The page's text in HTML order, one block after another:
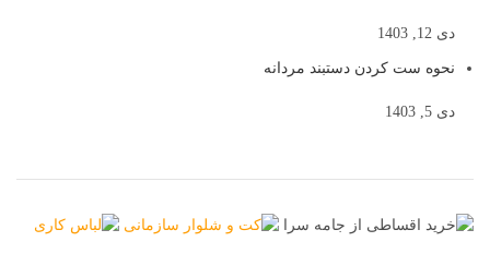
دی 12, 1403
نحوه ست کردن دستبند مردانه
دی 5, 1403